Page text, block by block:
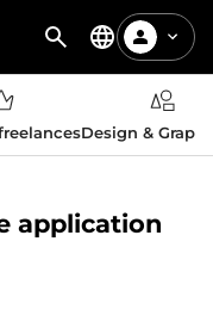
Design &
application